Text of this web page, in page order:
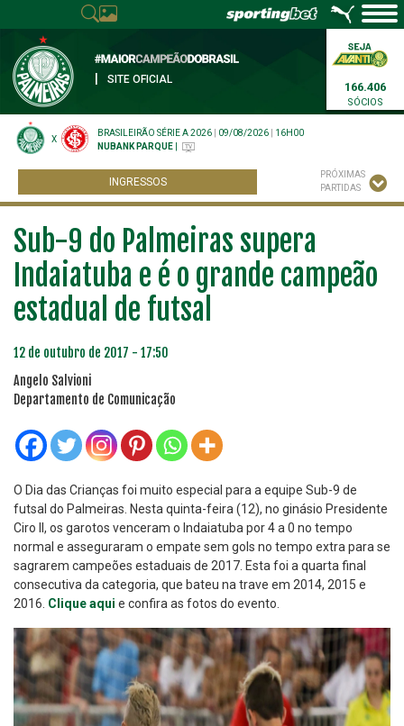
SITE OFICIAL
166.406
SÓCIOS
X
BRASILEIRÃO SÉRIE A 2026 09/08/2026
16H00
NUBANK PARQUE
INGRESSOS
PRÓXIMAS
PARTIDAS
Sub-9 do Palmeiras supera
Indaiatuba e é o grande campeão
estadual de futsal
12 de outubro de 2017 - 17:50
Angelo Salvioni
Departamento de Comunicação
O Dia das Crianças foi muito especial para a equipe Sub-9 de
futsal do Palmeiras. Nesta quinta-feira (12), no ginásio Presidente
Ciro II, os garotos venceram o Indaiatuba por 4 a 0 no tempo
normal e asseguraram o empate sem gols no tempo extra para se
sagrarem campeões estaduais de 2017. Esta foi a quarta final
consecutiva da categoria, que bateu na trave em 2014, 2015 e
2016. Clique aqui e confira as fotos do evento.